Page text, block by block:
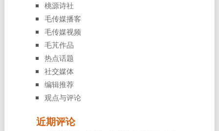
桃源诗社
毛传媒播客
毛传媒视频
毛芃作品
热点话题
社交媒体
编辑推荐
观点与评论
近期评论